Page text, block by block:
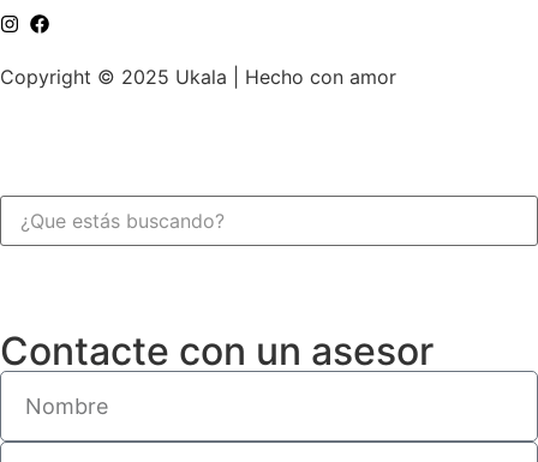
Copyright © 2025 Ukala | Hecho con amor
Contacte con un asesor